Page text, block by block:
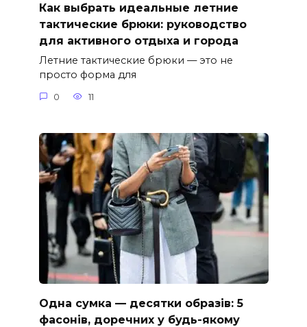
Как выбрать идеальные летние
тактические брюки: руководство
для активного отдыха и города
Летние тактические брюки — это не
просто форма для
0 11
Одна сумка — десятки образів: 5
фасонів, доречних у будь-якому